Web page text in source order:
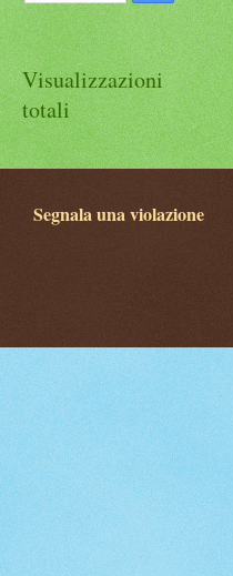
Visualizzazioni
totali
Segnala una violazione